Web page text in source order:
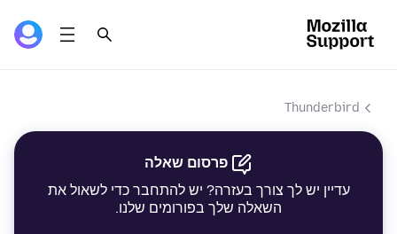
Thunderbird
פרסום שאלה
עדיין יש לך צורך בעזרה? יש להתחבר כדי לשאול את
השאלה שלך בפורומים שלנו.